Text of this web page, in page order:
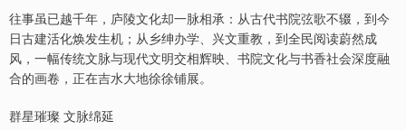
往事虽已越千年，庐陵文化却一脉相承：从古代书院弦歌不辍，到今
日古建活化焕发生机；从乡绅办学、兴文重教，到全民阅读蔚然成
风，一幅传统文脉与现代文明交相辉映、书院文化与书香社会深度融
合的画卷，正在吉水大地徐徐铺展。
群星璀璨 文脉绵延